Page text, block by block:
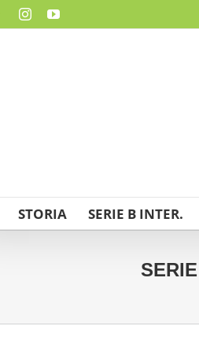
FacebookInstagramYouTube
STORIA SERIE B INTER.